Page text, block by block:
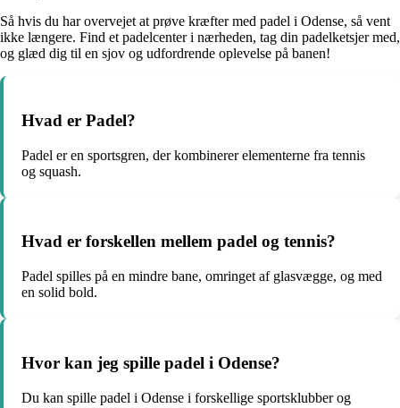
Så hvis du har overvejet at prøve kræfter med padel i Odense, så vent
ikke længere. Find et padelcenter i nærheden, tag din padelketsjer med,
og glæd dig til en sjov og udfordrende oplevelse på banen!
Hvad er Padel?
Padel er en sportsgren, der kombinerer elementerne fra tennis
og squash.
Hvad er forskellen mellem padel og tennis?
Padel spilles på en mindre bane, omringet af glasvægge, og med
en solid bold.
Hvor kan jeg spille padel i Odense?
Du kan spille padel i Odense i forskellige sportsklubber og